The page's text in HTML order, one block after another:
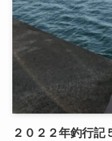
２０２２年釣行